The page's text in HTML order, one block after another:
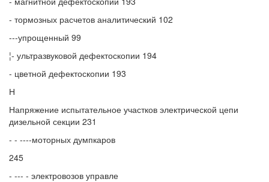
- тормозных расчетов аналитический 102
---упрощенный 99
¦- ультразвуковой дефектоскопии 194
- цветной дефектоскопии 193
Н
Напряжение испытательное участков электрической цепи
дизельной секции 231
- - ----моторных думпкаров
245
- --- - электровозов управле